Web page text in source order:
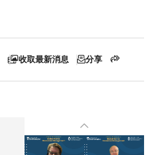
收取最新消息 分享